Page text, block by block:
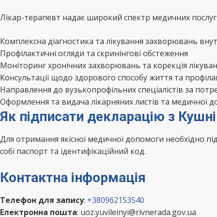
Лікар-терапевт надає широкий спектр медичних послуг
Комплексна діагностика та лікування захворювань
Профілактичні огляди та скринінгові обстеження
Моніторинг хронічних захворювань та корекція
Консультації щодо здорового способу життя та
Направлення до вузькопрофільних спеціалістів за
Оформлення та видача лікарняних листів та медичної
Як підписати декларацію з
Для отримання якісної медичної допомоги необхідно
собі паспорт та ідентифікаційний код.
Контактна інформація
Телефон для запису: +380962153540
Електронна пошта: uoz.yuvileinyi@rivnerada.gov.ua